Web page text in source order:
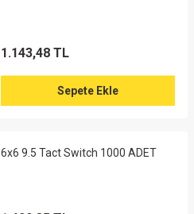
1.143,48 TL
Sepete Ekle
6x6 9.5 Tact Switch 1000 ADET